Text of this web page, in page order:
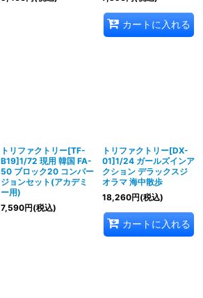
カートに入れる
トリファクトリー[TF-
B19]1/72 現用 韓国 FA-
50 ブロック20 コンバー
ジョンセット(アカデミ
ー用)
7,590円(税込)
トリファクトリー[DX-
01]1/24 ガールズインア
クション デラックスジ
オラマ 海中散歩
18,260円(税込)
カートに入れる